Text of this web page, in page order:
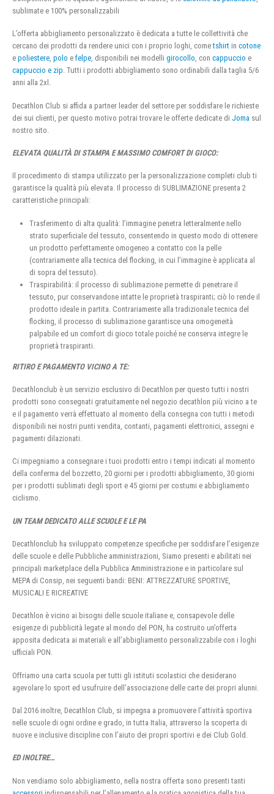
sublimate e 100% personalizzabili
L’offerta abbigliamento personalizzato è dedicata a tutte le collettività che
cercano dei prodotti da rendere unici con i proprio loghi, cometshirt in cotone
e poliestere, polo e felpe, disponibili nei modelli girocollo, con cappuccio e
cappuccio e zip. Tutti i prodotti abbigliamento sono ordinabili dalla taglia 5/6
anni alla 2xl.
Decathlon Club si affida a partner leader del settore per soddisfare le richieste
dei sui clienti, per questo motivo potrai trovare le offerte dedicate di Joma sul
nostro sito.
ELEVATA QUALITÀ DI STAMPA E MASSIMO COMFORT DI GIOCO:
Il procedimento di stampa utilizzato per la personalizzazione completi club ti
garantisce la qualità più elevata. Il processo di SUBLIMAZIONE presenta 2
caratteristiche principali:
Trasferimento di alta qualità: l’immagine penetra letteralmente nello
strato superficiale del tessuto, consentendo in questo modo di ottenere
un prodotto perfettamente omogeneo a contatto con la pelle
(contrariamente alla tecnica del flocking, in cui l’immagine è applicata al
di sopra del tessuto).
Traspirabilità: il processo di sublimazione permette di penetrare il
tessuto, pur conservandone intatte le proprietà traspiranti; ciò lo rende il
prodotto ideale in partita. Contrariamente alla tradizionale tecnica del
flocking, il processo di sublimazione garantisce una omogeneità
palpabile ed un comfort di gioco totale poiché ne conserva integre le
proprietà traspiranti.
RITIRO E PAGAMENTO VICINO A TE:
Decathlonclub è un servizio esclusivo di Decathlon per questo tutti i nostri
prodotti sono consegnati gratuitamente nel negozio decathlon più vicino a te
e il pagamento verrà effettuato al momento della consegna con tutti i metodi
disponibili nei nostri punti vendita, contanti, pagamenti elettronici, assegni e
pagamenti dilazionati.
Ci impegniamo a consegnare i tuoi prodotti entro i tempi indicati al momento
della conferma del bozzetto, 20 giorni per i prodotti abbigliamento, 30 giorni
per i prodotti sublimati degli sport e 45 giorni per costumi e abbigliamento
ciclismo.
UN TEAM DEDICATO ALLE SCUOLE E LE PA
Decathlonclub ha sviluppato competenze specifiche per soddisfare l’esigenze
delle scuole e delle Pubbliche amministrazioni, Siamo presenti e abilitati nei
principali marketplace della Pubblica Amministrazione e in particolare sul
MEPA di Consip, nei seguenti bandi: BENI: ATTREZZATURE SPORTIVE,
MUSICALI E RICREATIVE
Decathlon è vicino ai bisogni delle scuole italiane e, consapevole delle
esigenze di pubblicità legate al mondo del PON, ha costruito un’offerta
apposita dedicata ai materiali e all’abbigliamento personalizzabile con i loghi
ufficiali PON.
Offriamo una carta scuola per tutti gli istituti scolastici che desiderano
agevolare lo sport ed usufruire dell’associazione delle carte dei propri alunni.
Dal 2016 inoltre, Decathlon Club, si impegna a promuovere l’attività sportiva
nelle scuole di ogni ordine e grado, in tutta Italia, attraverso la scoperta di
nuove e inclusive discipline con l’aiuto dei propri sportivi e dei Club Gold.
ED INOLTRE…
Non vendiamo solo abbigliamento, nella nostra offerta sono presenti tanti